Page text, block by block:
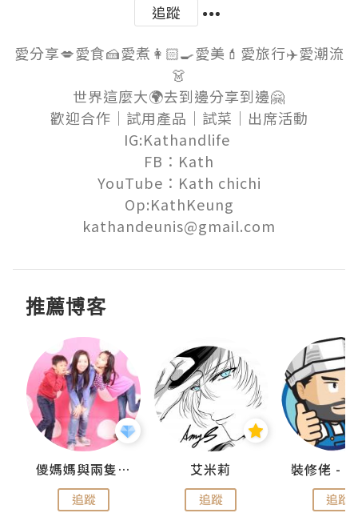
追蹤
愛分享💋愛食🍰愛煮👩🏻‍🍳愛美💄愛旅行✈️愛潮流
👗
世界這麼大🌍去到邊分享到邊🤗
歡迎合作｜試用產品｜試菜｜出席活動
IG:Kathandlife
FB：Kath
YouTube：Kath chichi
Op:KathKeung
kathandeunis@gmail.com
推薦博客
儍媽媽與兩隻小魔怪之家
追蹤
艾米莉
追蹤 追蹤